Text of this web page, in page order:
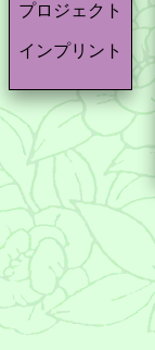
プロジェクト
インプリント